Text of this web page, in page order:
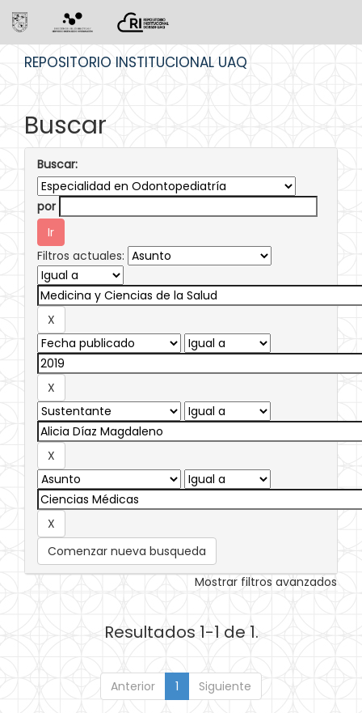
REPOSITORIO INSTITUCIONAL UAQ
Buscar
Buscar:
por
Filtros actuales:
Comenzar nueva busqueda
Mostrar filtros avanzados
Resultados 1-1 de 1.
Anterior 1 Siguiente